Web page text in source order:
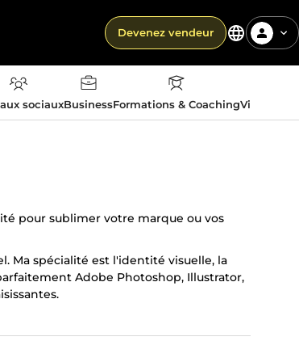
Devenez vendeur
sociauxBusinessFormations & CoachingVie
pour sublimer votre marque ou vos
Ma spécialité est l'identité visuelle, la
Adobe Photoshop, Illustrator,